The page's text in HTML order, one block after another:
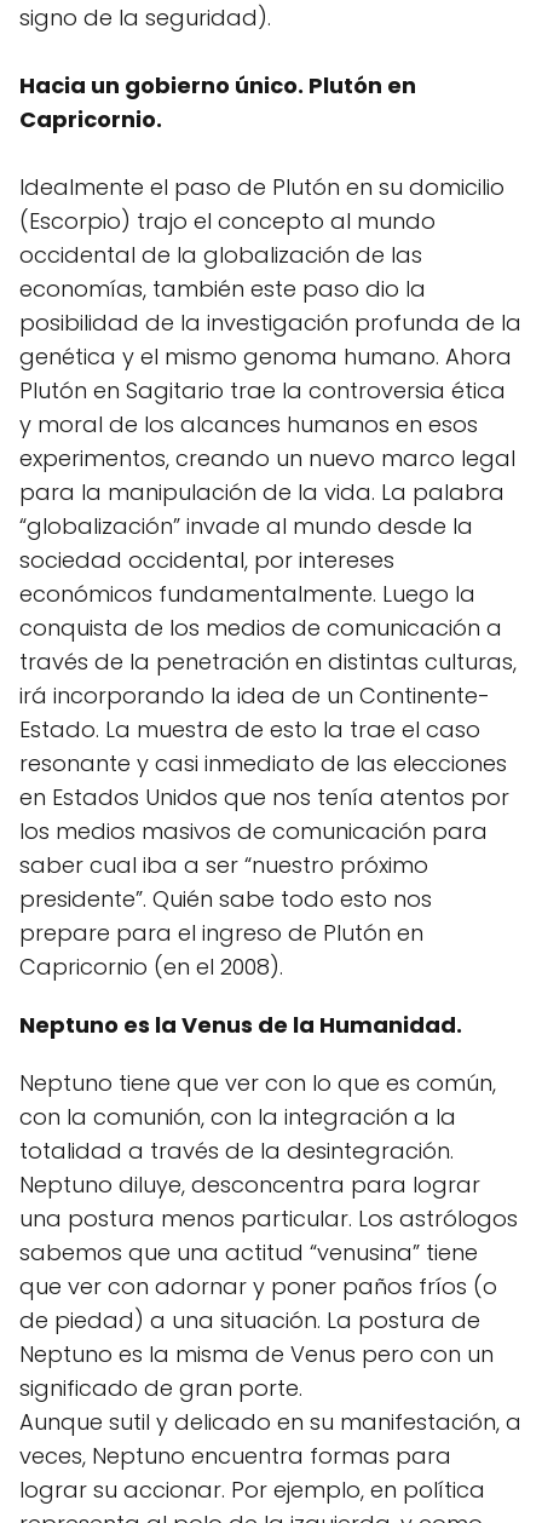
signo de la seguridad).
Hacia un gobierno único. Plutón en
Capricornio.
Idealmente el paso de Plutón en su domicilio
(Escorpio) trajo el concepto al mundo
occidental de la globalización de las
economías, también este paso dio la
posibilidad de la investigación profunda de la
genética y el mismo genoma humano. Ahora
Plutón en Sagitario trae la controversia ética
y moral de los alcances humanos en esos
experimentos, creando un nuevo marco legal
para la manipulación de la vida. La palabra
“globalización” invade al mundo desde la
sociedad occidental, por intereses
económicos fundamentalmente. Luego la
conquista de los medios de comunicación a
través de la penetración en distintas culturas,
irá incorporando la idea de un Continente-
Estado. La muestra de esto la trae el caso
resonante y casi inmediato de las elecciones
en Estados Unidos que nos tenía atentos por
los medios masivos de comunicación para
saber cual iba a ser “nuestro próximo
presidente”. Quién sabe todo esto nos
prepare para el ingreso de Plutón en
Capricornio (en el 2008).
Neptuno es la Venus de la Humanidad.
Neptuno tiene que ver con lo que es común,
con la comunión, con la integración a la
totalidad a través de la desintegración.
Neptuno diluye, desconcentra para lograr
una postura menos particular. Los astrólogos
sabemos que una actitud “venusina” tiene
que ver con adornar y poner paños fríos (o
de piedad) a una situación. La postura de
Neptuno es la misma de Venus pero con un
significado de gran porte.
Aunque sutil y delicado en su manifestación, a
veces, Neptuno encuentra formas para
lograr su accionar. Por ejemplo, en política